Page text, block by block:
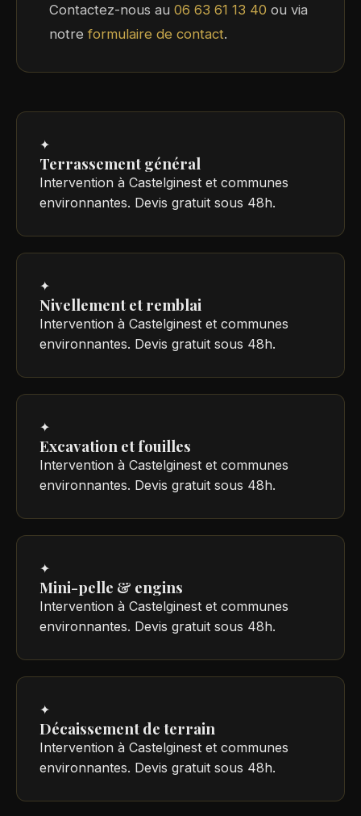
Contactez-nous au 06 63 61 13 40 ou via
notreformulaire de contact.
✦
Terrassement général
Intervention à Castelginest et communes
environnantes. Devis gratuit sous 48h.
✦
Nivellement et remblai
Intervention à Castelginest et communes
environnantes. Devis gratuit sous 48h.
✦
Excavation et fouilles
Intervention à Castelginest et communes
environnantes. Devis gratuit sous 48h.
✦
Mini-pelle & engins
Intervention à Castelginest et communes
environnantes. Devis gratuit sous 48h.
✦
Décaissement de terrain
Intervention à Castelginest et communes
environnantes. Devis gratuit sous 48h.